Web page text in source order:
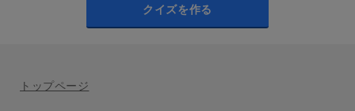
クイズを作る
トップページ